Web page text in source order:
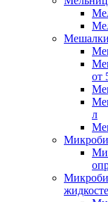
Мешалки
от
л